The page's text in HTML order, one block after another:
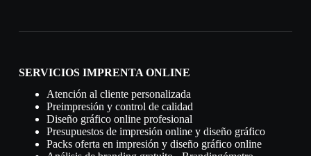
SERVICIOS IMPRENTA ONLINE
Atención al cliente personalizada
Preimpresión y control de calidad
Diseño gráfico online profesional
Presupuestos de impresión online y diseño gráfico
Packs oferta en impresión y diseño gráfico online